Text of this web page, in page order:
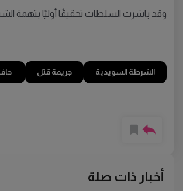
وقد باشرت السلطات تحقيقًا أوليًا بتهمة
الشرطة السويدية جريمة قتل
أخبار ذات صلة